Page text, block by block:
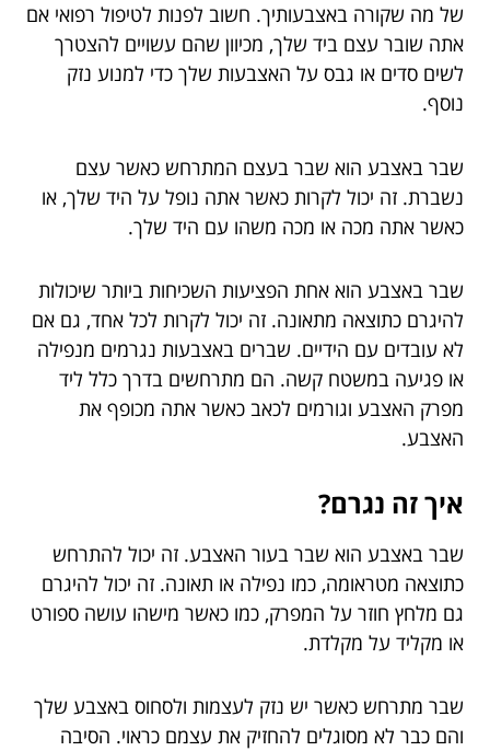
של מה שקורה באצבעותיך. חשוב לפנות לטיפול רפואי אם
אתה שובר עצם ביד שלך, מכיוון שהם עשויים להצטרך
לשים סדים או גבס על האצבעות שלך כדי למנוע נזק
נוסף.
שבר באצבע הוא שבר בעצם המתרחש כאשר עצם
נשברת. זה יכול לקרות כאשר אתה נופל על היד שלך, או
כאשר אתה מכה או מכה משהו עם היד שלך.
שבר באצבע הוא אחת הפציעות השכיחות ביותר שיכולות
להיגרם כתוצאה מתאונה. זה יכול לקרות לכל אחד, גם אם
לא עובדים עם הידיים. שברים באצבעות נגרמים מנפילה
או פגיעה במשטח קשה. הם מתרחשים בדרך כלל ליד
מפרק האצבע וגורמים לכאב כאשר אתה מכופף את
האצבע.
איך זה נגרם?
שבר באצבע הוא שבר בעור האצבע. זה יכול להתרחש
כתוצאה מטראומה, כמו נפילה או תאונה. זה יכול להיגרם
גם מלחץ חוזר על המפרק, כמו כאשר מישהו עושה ספורט
או מקליד על מקלדת.
שבר מתרחש כאשר יש נזק לעצמות ולסחוס באצבע שלך
והם כבר לא מסוגלים להחזיק את עצמם כראוי. הסיבה